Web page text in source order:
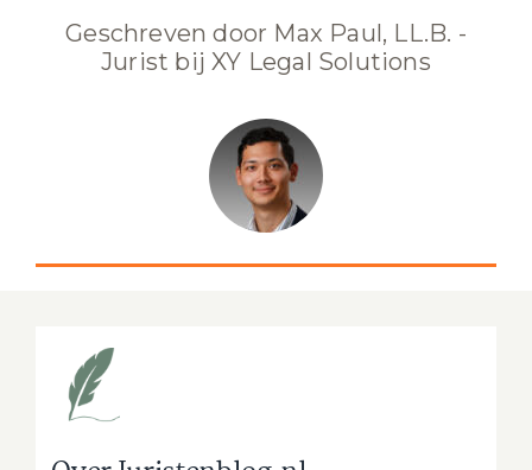
Geschreven door Max Paul, LL.B. -
Jurist bij XY Legal Solutions